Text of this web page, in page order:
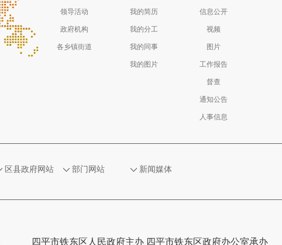
领导活动
政府机构
各乡镇街道
我的简历
我的分工
我的同事
我的图片
信息公开
视频
图片
工作报告
督查
通知公告
人事信息
区县政府网站 部门网站 新闻媒体
四平市铁东区人民政府主办 四平市铁东区政府办公室承办